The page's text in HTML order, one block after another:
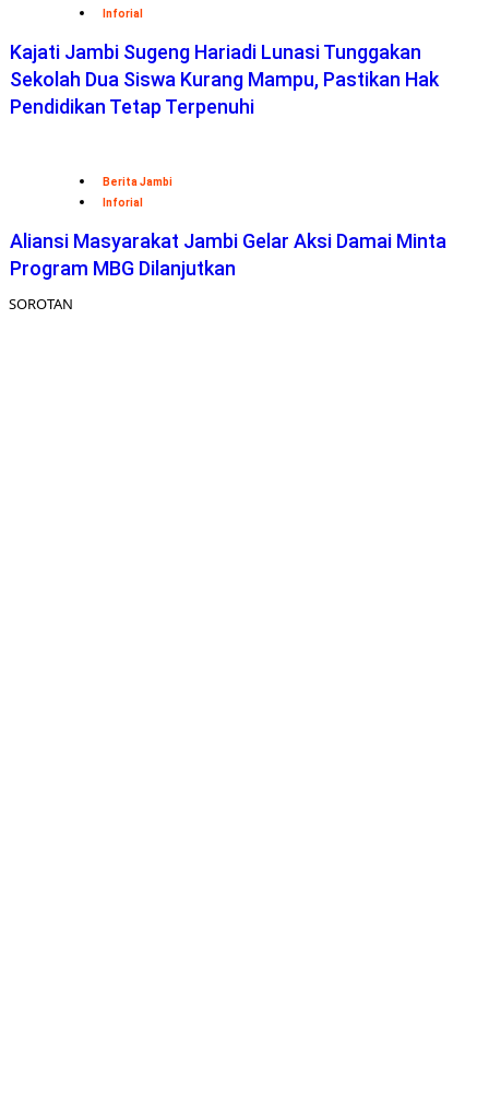
Inforial
Kajati Jambi Sugeng Hariadi Lunasi Tunggakan
Sekolah Dua Siswa Kurang Mampu, Pastikan Hak
Pendidikan Tetap Terpenuhi
Berita Jambi
Inforial
Aliansi Masyarakat Jambi Gelar Aksi Damai Minta
Program MBG Dilanjutkan
SOROTAN